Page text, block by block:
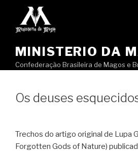
MINISTERIO DA
Confederação Brasileira de Magos e
Os deuses
Trechos do artigo original de Lupa
Forgotten Gods of Nature)